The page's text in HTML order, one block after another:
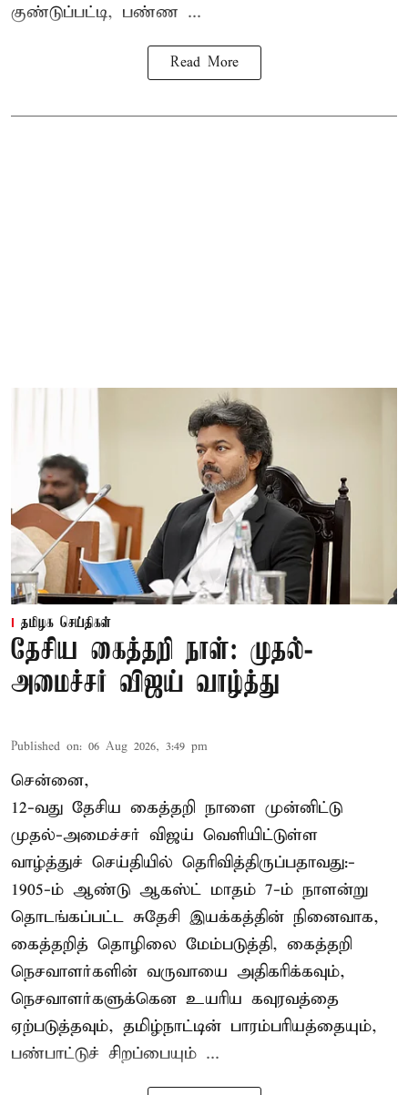
குண்டுப்பட்டி, பண்ண ...
Read More
தமிழக செய்திகள்
தேசிய கைத்தறி நாள்: முதல்-
அமைச்சர் விஜய் வாழ்த்து
Published on: 06 Aug 2026, 3:49 pm
சென்னை,
12-வது தேசிய கைத்தறி நாளை முன்னிட்டு
முதல்-அமைச்சர் விஜய் வெளியிட்டுள்ள
வாழ்த்துச் செய்தியில் தெரிவித்திருப்பதாவது:-
1905-ம் ஆண்டு ஆகஸ்ட் மாதம் 7-ம் நாளன்று
தொடங்கப்பட்ட சுதேசி இயக்கத்தின் நினைவாக,
கைத்தறித் தொழிலை மேம்படுத்தி, கைத்தறி
நெசவாளர்களின் வருவாயை அதிகரிக்கவும்,
நெசவாளர்களுக்கென உயரிய கவுரவத்தை
ஏற்படுத்தவும், தமிழ்நாட்டின் பாரம்பரியத்தையும்,
பண்பாட்டுச் சிறப்பையும் ...